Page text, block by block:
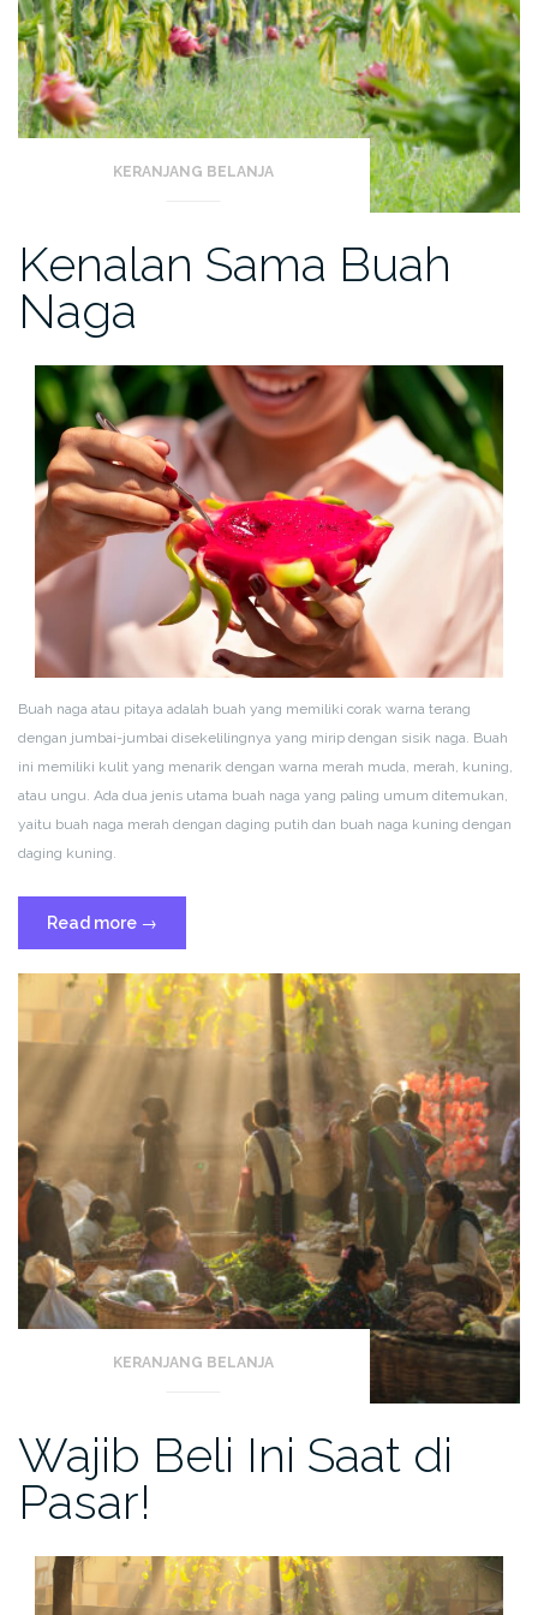
KERANJANG BELANJA
Kenalan Sama Buah
Naga
Buah naga atau pitaya adalah buah yang memiliki corak warna terang
dengan jumbai-jumbai disekelilingnya yang mirip dengan sisik naga. Buah
ini memiliki kulit yang menarik dengan warna merah muda, merah, kuning,
atau ungu. Ada dua jenis utama buah naga yang paling umum ditemukan,
yaitu buah naga merah dengan daging putih dan buah naga kuning dengan
daging kuning.
Read more “Kenalan
Sama
Buah
Naga”
→
KERANJANG BELANJA
Wajib Beli Ini Saat di
Pasar!